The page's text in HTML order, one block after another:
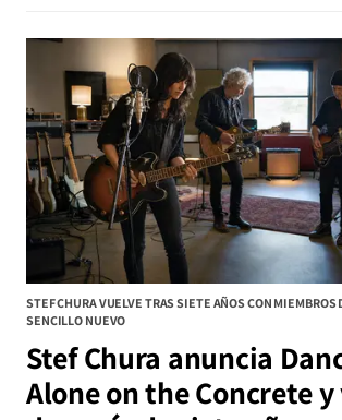
STEF CHURA VUELVE TRAS SIETE AÑOS CON MIEMBROS
SENCILLO NUEVO
Stef Chura anuncia
Alone on the Concrete